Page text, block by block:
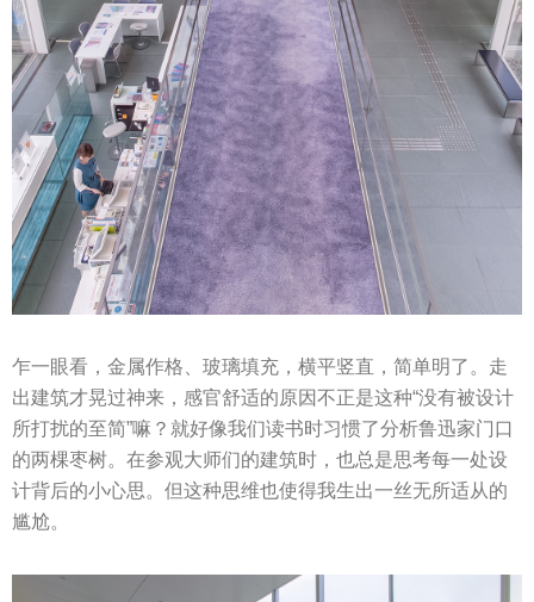
乍一眼看，金属作格、玻璃填充，横平竖直，简单明了。走
出建筑才晃过神来，感官舒适的原因不正是这种“没有被设计
所打扰的至简”嘛？就好像我们读书时习惯了分析鲁迅家门口
的两棵枣树。在参观大师们的建筑时，也总是思考每一处设
计背后的小心思。但这种思维也使得我生出一丝无所适从的
尴尬。